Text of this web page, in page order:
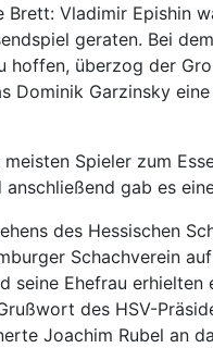
Brett: Vladimir Epishin
geraten. Bei
hoffen, überzog der
Dominik Garzinsky
Spieler zum
gab es
des Hessischen
Schachverein
seine Ehefrau erhielten
des HSV-
Joachim Rubel an